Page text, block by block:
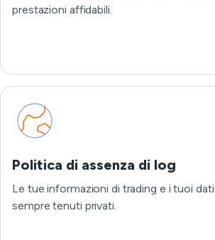
prestazioni affidabili.
Politica di assenza di log
Le tue informazioni di trading e i tuoi
sempre tenuti privati.